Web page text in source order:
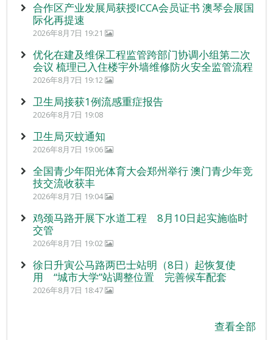
合作区产业发展局获授ICCA会员证书 澳琴会展国
际化再提速
2026年8月7日 19:21
优化在建及维保工程监管跨部门协调小组第二次
会议 梳理已入住楼宇外墙维修防火安全监管流程
2026年8月7日 19:12
卫生局接获1例流感重症报告
2026年8月7日 19:08
卫生局灭蚊通知
2026年8月7日 19:06
全国青少年阳光体育大会郑州举行 澳门青少年竞
技交流收获丰
2026年8月7日 19:04
鸡颈马路开展下水道工程 8月10日起实施临时
交管
2026年8月7日 19:02
徐日升寅公马路两巴士站明（8日）起恢复使
用 “城市大学”站调整位置 完善候车配套
2026年8月7日 18:47
查看全部